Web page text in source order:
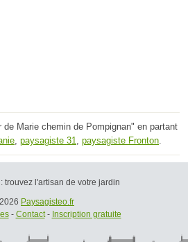
de Marie chemin de Pompignan" en partant
, paysagiste 31, paysagiste Fronton.
trouvez l'artisan de votre jardin
Paysagisteo.fr
- Contact- Inscription gratuite